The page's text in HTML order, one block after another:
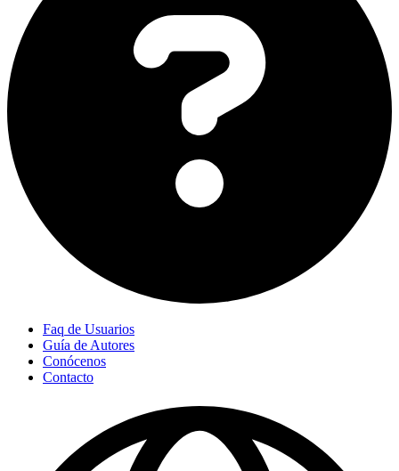
Faq de Usuarios
Guía de Autores
Conócenos
Contacto